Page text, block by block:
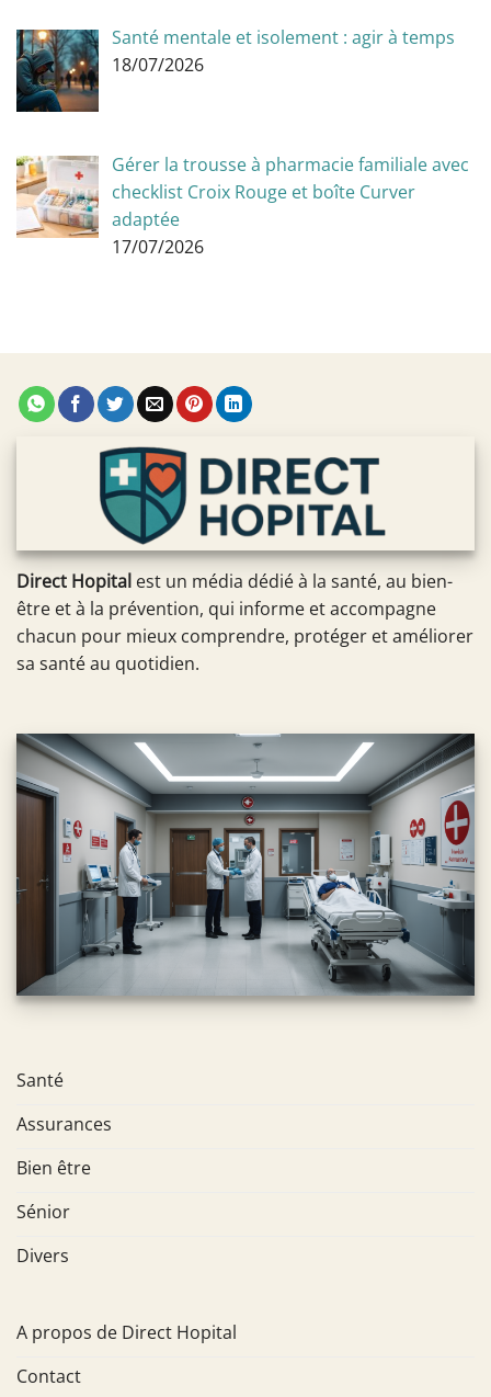
Santé mentale et isolement : agir à temps
18/07/2026
Gérer la trousse à pharmacie familiale avec
checklist Croix Rouge et boîte Curver
adaptée
17/07/2026
Direct Hopital est un média dédié à la santé, au bien-
être et à la prévention, qui informe et accompagne
chacun pour mieux comprendre, protéger et améliorer
sa santé au quotidien.
Santé
Assurances
Bien être
Sénior
Divers
A propos de Direct Hopital
Contact